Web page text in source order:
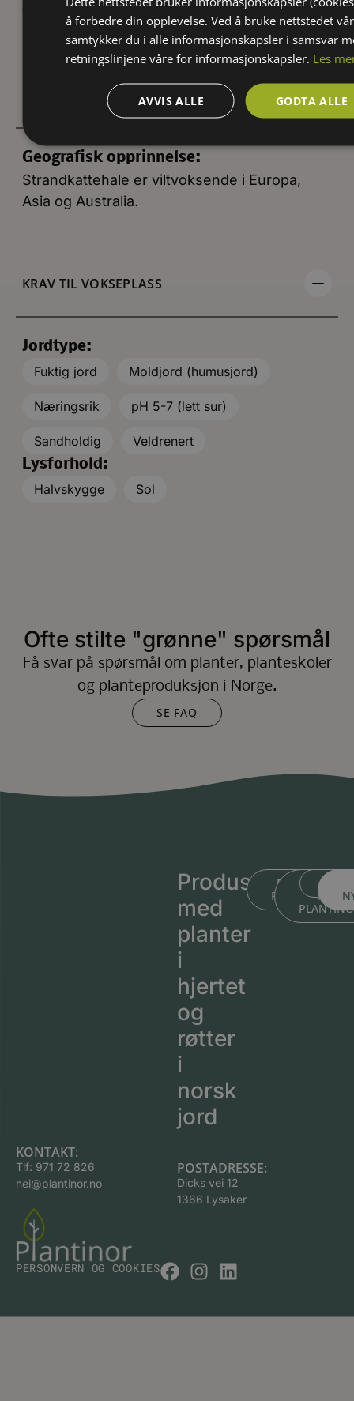
fackelblomster og i England brukes navnet
purple loosestrife.
GEOGRAFISKE DETALJER
Geografisk opprinnelse:
Strandkattehale er viltvoksende i Europa,
Asia og Australia.
KRAV TIL VOKSEPLASS
Jordtype:
Fuktig jord
Moldjord (humusjord)
Næringsrik pH 5-7 (lett sur)
Sandholdig
Veldrenert
Lysforhold:
Halvskygge
Sol
Ofte stilte "grønne" spørsmål
Få svar på spørsmål om planter, planteskoler
og planteproduksjon i Norge.
SE FAQ
Produsert
med
planter
i
hjertet
og
røtter
i
norsk
jord
BLI KJENT MED
BLI
MED
KONTAKT:
Tlf: 971 72 826
hei@plantinor.no
POSTADRESSE:
Dicks vei 12
1366 Lysaker
PERSONVERN OG COOKIES
å forbedre din opplevelse. Ved å bruke nettstedet
samtykker du i alle informasjonskapsler i samsvar
retningslinjene våre for informasjonskapsler. Les
GODTA ALLE
AVVIS ALLE